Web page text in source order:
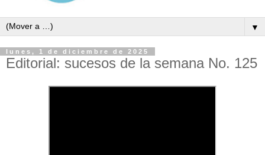
▼
lunes, 1 de diciembre de 2025
Editorial: sucesos de la semana No. 125